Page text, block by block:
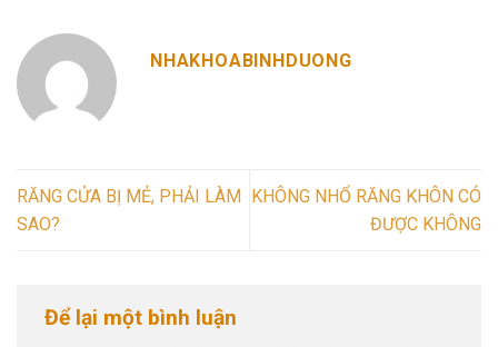
NHAKHOABINHDUONG
RĂNG CỬA BỊ MẺ, PHẢI LÀM
SAO?
KHÔNG NHỔ RĂNG KHÔN CÓ
ĐƯỢC KHÔNG
Để lại một bình luận